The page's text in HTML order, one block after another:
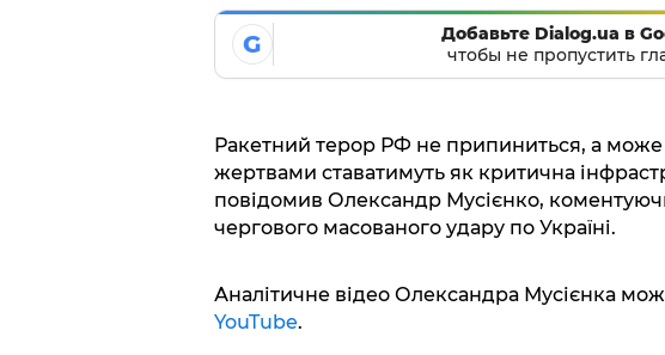
G
Добавьте Dialog.ua в
чтобы не пропустить
Ракетний терор РФ не припиниться, а може
жертвами ставатимуть як критична
повідомив Олександр Мусієнко,
чергового масованого удару по Україні.
Аналітичне відео Олександра Мусієнка
YouTube.